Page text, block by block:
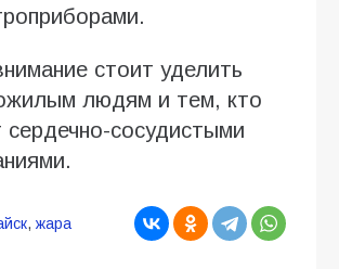
стоит уделить
людям и тем, кто
сердечно-сосудистыми
, жара